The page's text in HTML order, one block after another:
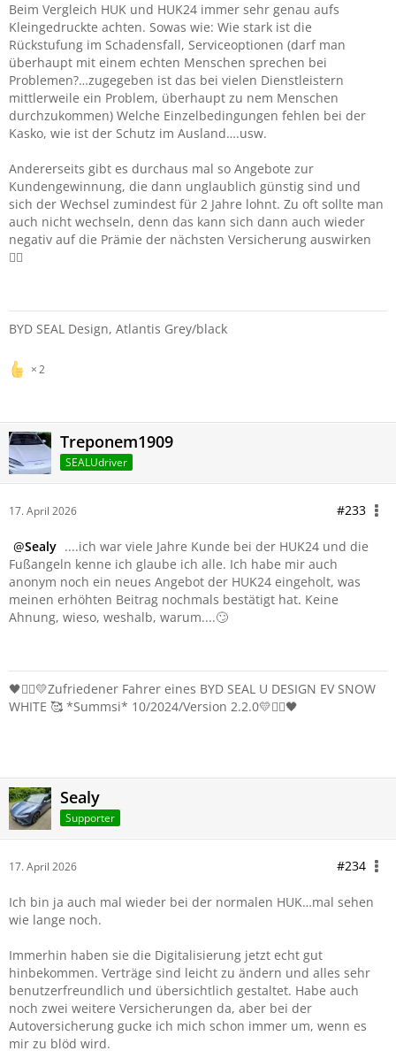
Beim Vergleich HUK und HUK24 immer sehr genau aufs
Kleingedruckte achten. Sowas wie: Wie stark ist die
Rückstufung im Schadensfall, Serviceoptionen (darf man
überhaupt mit einem echten Menschen sprechen bei
Problemen?…zugegeben ist das bei vielen Dienstleistern
mittlerweile ein Problem, überhaupt zu nem Menschen
durchzukommen) Welche Einzelbedingungen fehlen bei der
Kasko, wie ist der Schutz im Ausland….usw.
Andererseits gibt es durchaus mal so Angebote zur
Kundengewinnung, die dann unglaublich günstig sind und
sich der Wechsel zumindest für 2 Jahre lohnt. Zu oft sollte man
auch nicht wechseln, denn das kann sich dann auch wieder
negativ auf die Prämie der nächsten Versicherung auswirken
😵‍💫
BYD SEAL Design, Atlantis Grey/black
2
Treponem1909
SEALUdriver
17. April 2026 #233
Sealy ....ich war viele Jahre Kunde bei der HUK24 und die
Fußangeln kenne ich glaube ich alle. Ich habe mir auch
anonym noch ein neues Angebot der HUK24 eingeholt, was
meinen erhöhten Beitrag nochmals bestätigt hat. Keine
Ahnung, wieso, weshalb, warum....🙄
🖤❤️‍🔥💛Zufriedener Fahrer eines BYD SEAL U DESIGN EV SNOW
WHITE 🥰 *Summsi* 10/2024/Version 2.2.0💛❤️‍🔥🖤
Sealy
Supporter
17. April 2026 #234
Ich bin ja auch mal wieder bei der normalen HUK…mal sehen
wie lange noch.
Immerhin haben sie die Digitalisierung jetzt echt gut
hinbekommen. Verträge sind leicht zu ändern und alles sehr
benutzerfreundlich und übersichtlich gestaltet. Habe auch
noch zwei weitere Versicherungen da, aber bei der
Autoversicherung gucke ich mich schon immer um, wenn es
mir zu blöd wird.